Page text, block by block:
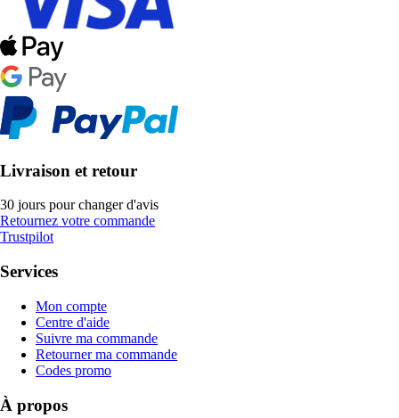
Livraison et retour
30 jours pour changer d'avis
Retournez votre commande
Trustpilot
Services
Mon compte
Centre d'aide
Suivre ma commande
Retourner ma commande
Codes promo
À propos